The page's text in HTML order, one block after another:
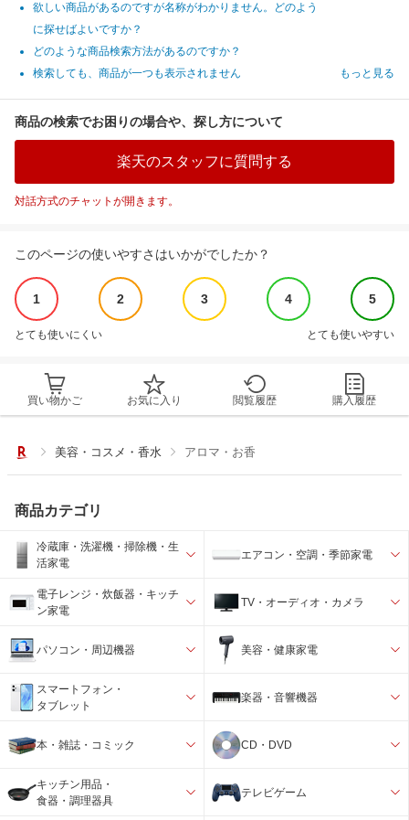
欲しい商品があるのですが名称がわかりません。どのよう
に探せばよいですか？
どのような商品検索方法があるのですか？
検索しても、商品が一つも表示されません
もっと見る
商品の検索でお困りの場合や、探し方について
楽天のスタッフに質問する
対話方式のチャットが開きます。
このページの使いやすさはいかがでしたか？
1 2 3 4 5
とても使いにくい とても使いやすい
買い物かご お気に入り 閲覧履歴 購入履歴
美容・コスメ・香水 アロマ・お香
商品カテゴリ
冷蔵庫・洗濯機・掃除機・生
活家電
エアコン・空調・季節家電
電子レンジ・炊飯器・キッチ
ン家電
TV・オーディオ・カメラ
パソコン・周辺機器 美容・健康家電
スマートフォン・
タブレット
楽器・音響機器
本・雑誌・コミック CD・DVD
キッチン用品・
食器・調理器具
テレビゲーム